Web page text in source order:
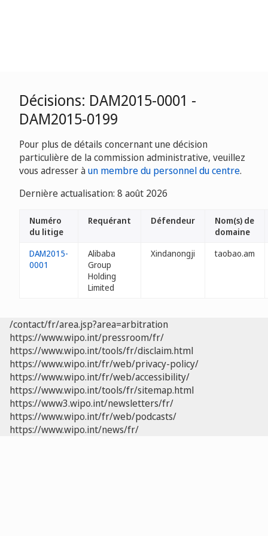
Décisions: DAM2015-0001 -
DAM2015-0199
Pour plus de détails concernant une décision
particulière de la commission administrative, veuillez
vous adresser àun membre du personnel du centre.
Dernière actualisation: 8 août 2026
Numéro
du litige
Requérant Défendeur
Nom(s) de
domaine
DAM2015-
0001
Alibaba
Group
Holding
Limited
Xindanongji taobao.am
/contact/fr/area.jsp?area=arbitration
https://www.wipo.int/pressroom/fr/
https://www.wipo.int/tools/fr/disclaim.html
https://www.wipo.int/fr/web/privacy-policy/
https://www.wipo.int/fr/web/accessibility/
https://www.wipo.int/tools/fr/sitemap.html
https://www3.wipo.int/newsletters/fr/
https://www.wipo.int/fr/web/podcasts/
https://www.wipo.int/news/fr/